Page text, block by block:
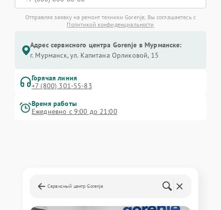
Отправляя заявку на ремонт техники Gorenje, Вы соглашаетесь с
Политикой конфиденциальности
Адрес сервисного центра Gorenje в Мурманске:
г. Мурманск, ул. Капитана Орликовой, 15
Горячая линия
+7 (800) 301-55-83
Время работы
Ежедневно с 9:00 до 21:00
Сервисный центр Gorenje